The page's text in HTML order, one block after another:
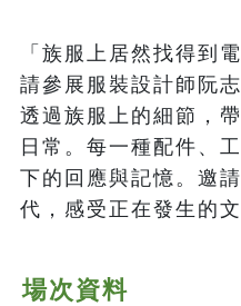
「族服上居然找得到
請參展服裝設計師阮
透過族服上的細節，
日常。每一種配件、
下的回應與記憶。邀
代，感受正在發生的文
場次資料